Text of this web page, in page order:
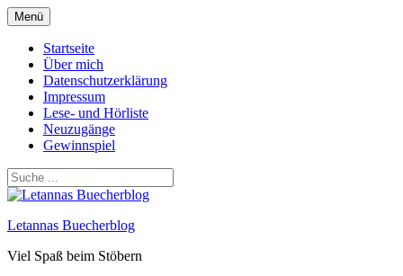
Zum
Inhalt
springen
Menü
Startseite
Über mich
Datenschutzerklärung
Impressum
Lese- und Hörliste
Neuzugänge
Gewinnspiel
Letannas Buecherblog
Viel Spaß beim Stöbern